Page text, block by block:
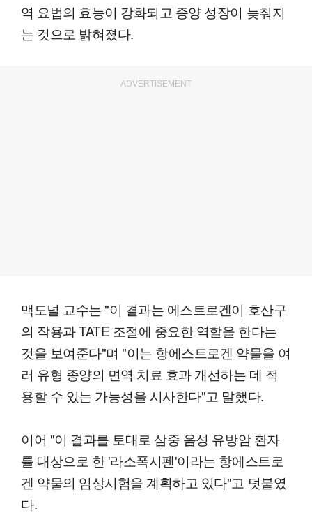
역 요법의 효능이 강화되고 종양 성장이 늦춰지
는 것으로 밝혀졌다.
ADVERTISEMENT
맥도널 교수는 "이 결과는 에스트로겐이 호산구
의 작용과 TATE 조절에 중요한 역할을 한다는
것을 보여준다"며 "이는 항에스트로겐 약물을 여
러 유형 종양의 면역 치료 효과 개선하는 데 적
용할 수 있는 가능성을 시사한다"고 말했다.
이어 "이 결과를 토대로 삼중 음성 유방암 환자
를 대상으로 한 '라소폭시펜'이라는 항에스트로
겐 약물의 임상시험을 계획하고 있다"고 덧붙였
다.